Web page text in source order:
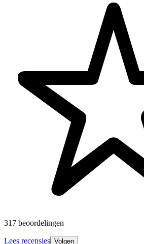
317 beoordelingen
Lees recensies Volgen